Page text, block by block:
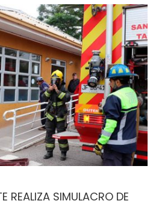
REALIZA SIMULACRO DE